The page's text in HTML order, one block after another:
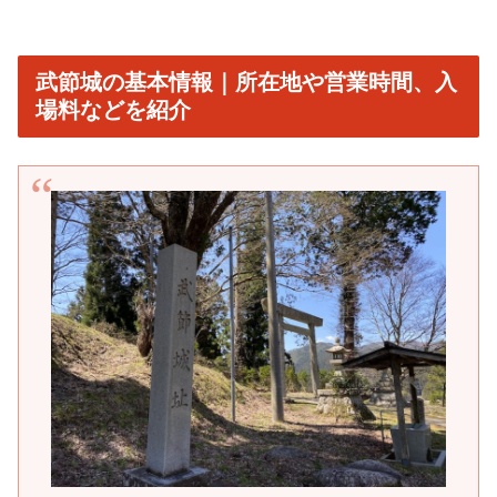
武節城の基本情報｜所在地や営業時間、入
場料などを紹介